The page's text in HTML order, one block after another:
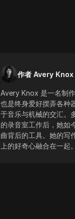
作者 Avery Knox
Avery Knox 是一名制
也是终身爱好摆弄各种
于音乐与机械的交汇。
的录音室工作后，她如
曲背后的工具。她的写
上的好奇心融合在一起。